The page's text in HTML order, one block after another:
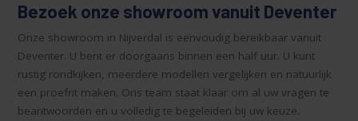
Bezoek onze showroom vanuit Deventer
Onze showroom in Nijverdal is eenvoudig bereikbaar vanuit
Deventer. U bent er doorgaans binnen een half uur. U kunt
rustig rondkijken, meerdere modellen vergelijken en natuurlijk
een proefrit maken. Ons team staat klaar om al uw vragen te
beantwoorden en u volledig te begeleiden bij uw keuze.